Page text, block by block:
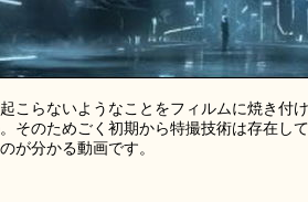
こらないようなことをフィルムに焼き付
そのためごく初期から特撮技術は存在し
が分かる動画です。